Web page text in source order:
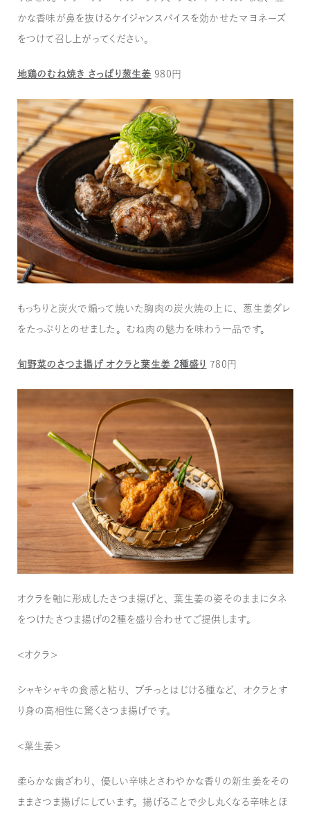
かな香味が鼻を抜けるケイジャンスパイスを効かせたマヨネーズ
をつけて召し上がってください。
地鶏のむね焼き さっぱり葱生姜 980円
もっちりと炭火で煽って焼いた胸肉の炭火焼の上に、葱生姜ダレ
をたっぷりとのせました。むね肉の魅力を味わう一品です。
旬野菜のさつま揚げ オクラと葉生姜 2種盛り 780円
オクラを軸に形成したさつま揚げと、葉生姜の姿そのままにタネ
をつけたさつま揚げの2種を盛り合わせてご提供します。
＜オクラ＞
シャキシャキの食感と粘り、プチっとはじける種など、オクラとす
り身の高相性に驚くさつま揚げです。
＜葉生姜＞
柔らかな歯ざわり、優しい辛味とさわやかな香りの新生姜をその
ままさつま揚げにしています。揚げることで少し丸くなる辛味とほ